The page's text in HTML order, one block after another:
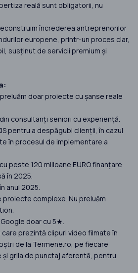
reală sunt obligatorii, nu
încrederea antreprenorilor
europene, printr-un proces clar,
susținut de servicii premium și
doar proiecte cu șanse reale
consultanți seniori cu experiență.
pentru a despăgubi clienții, în cazul
în procesul de implementare a
peste 120 milioane EURO finanțare
în 2025.
anul 2025.
proiecte complexe. Nu preluăm
doar cu 5★.
care prezintă clipuri video filmate în
de la Termene.ro, pe fiecare
grila de punctaj aferentă, pentru